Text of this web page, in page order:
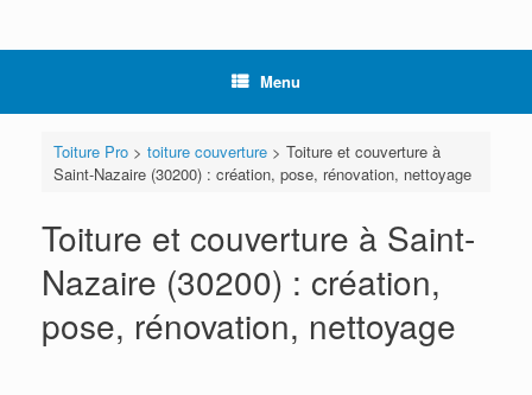
Menu
Toiture Pro> toiture couverture> Toiture et couverture à
Saint-Nazaire (30200) : création, pose, rénovation, nettoyage
Toiture et couverture à Saint-
Nazaire (30200) : création,
pose, rénovation, nettoyage